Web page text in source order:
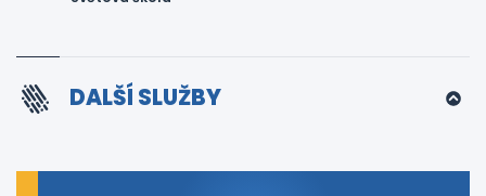
DALŠÍ SLUŽBY